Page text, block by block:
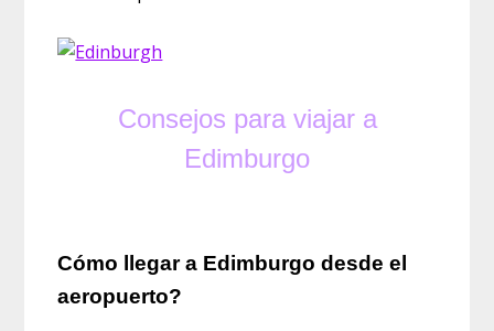
Consejos para viajar a
Edimburgo
Cómo llegar a Edimburgo desde el
aeropuerto?